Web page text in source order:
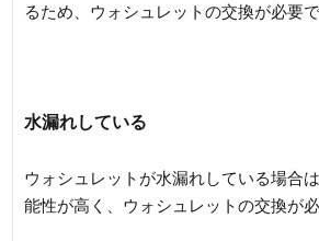
るため、ウォシュレットの交換が必要で
水漏れしている
ウォシュレットが水漏れしている場合
能性が高く、ウォシュレットの交換が必